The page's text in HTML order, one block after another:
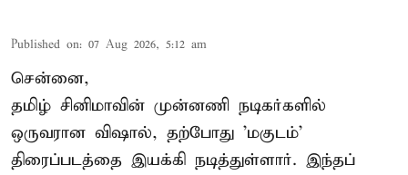
Published on: 07 Aug 2026, 5:12 am
சென்னை,
தமிழ் சினிமாவின் முன்னணி நடிகர்களில்
ஒருவரான விஷால், தற்போது 'மகுடம்'
திரைப்படத்தை இயக்கி நடித்துள்ளார். இந்தப்